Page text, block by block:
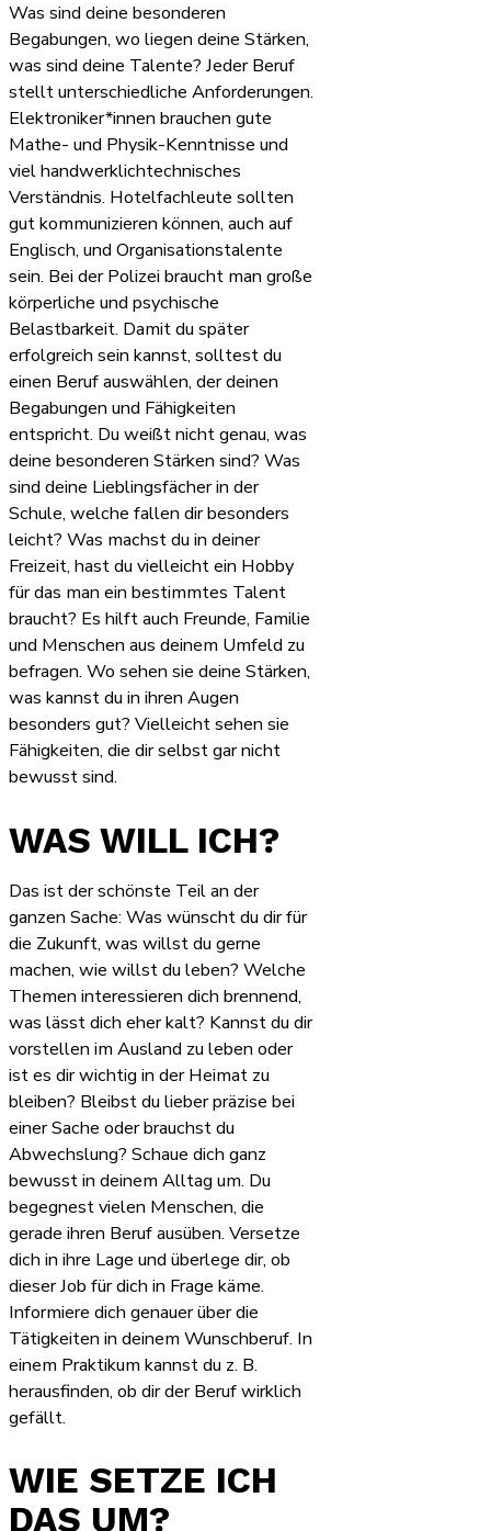
Was sind deine besonderen
Begabungen, wo liegen deine Stärken,
was sind deine Talente? Jeder Beruf
stellt unterschiedliche Anforderungen.
Elektroniker*innen brauchen gute
Mathe- und Physik-Kenntnisse und
viel handwerklichtechnisches
Verständnis. Hotelfachleute sollten
gut kommunizieren können, auch auf
Englisch, und Organisationstalente
sein. Bei der Polizei braucht man große
körperliche und psychische
Belastbarkeit. Damit du später
erfolgreich sein kannst, solltest du
einen Beruf auswählen, der deinen
Begabungen und Fähigkeiten
entspricht. Du weißt nicht genau, was
deine besonderen Stärken sind? Was
sind deine Lieblingsfächer in der
Schule, welche fallen dir besonders
leicht? Was machst du in deiner
Freizeit, hast du vielleicht ein Hobby
für das man ein bestimmtes Talent
braucht? Es hilft auch Freunde, Familie
und Menschen aus deinem Umfeld zu
befragen. Wo sehen sie deine Stärken,
was kannst du in ihren Augen
besonders gut? Vielleicht sehen sie
Fähigkeiten, die dir selbst gar nicht
bewusst sind.
WAS WILL ICH?
Das ist der schönste Teil an der
ganzen Sache: Was wünscht du dir für
die Zukunft, was willst du gerne
machen, wie willst du leben? Welche
Themen interessieren dich brennend,
was lässt dich eher kalt? Kannst du dir
vorstellen im Ausland zu leben oder
ist es dir wichtig in der Heimat zu
bleiben? Bleibst du lieber präzise bei
einer Sache oder brauchst du
Abwechslung? Schaue dich ganz
bewusst in deinem Alltag um. Du
begegnest vielen Menschen, die
gerade ihren Beruf ausüben. Versetze
dich in ihre Lage und überlege dir, ob
dieser Job für dich in Frage käme.
Informiere dich genauer über die
Tätigkeiten in deinem Wunschberuf. In
einem Praktikum kannst du z. B.
herausfinden, ob dir der Beruf wirklich
gefällt.
WIE SETZE ICH
DAS UM?